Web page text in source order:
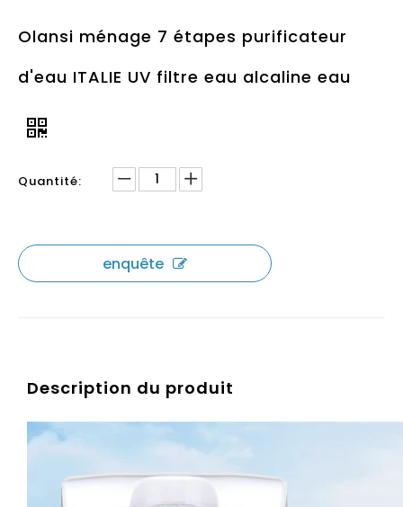
Olansi ménage 7 étapes purificateur
d'eau ITALIE UV filtre eau alcaline eau
Quantité:
enquête
Description du produit